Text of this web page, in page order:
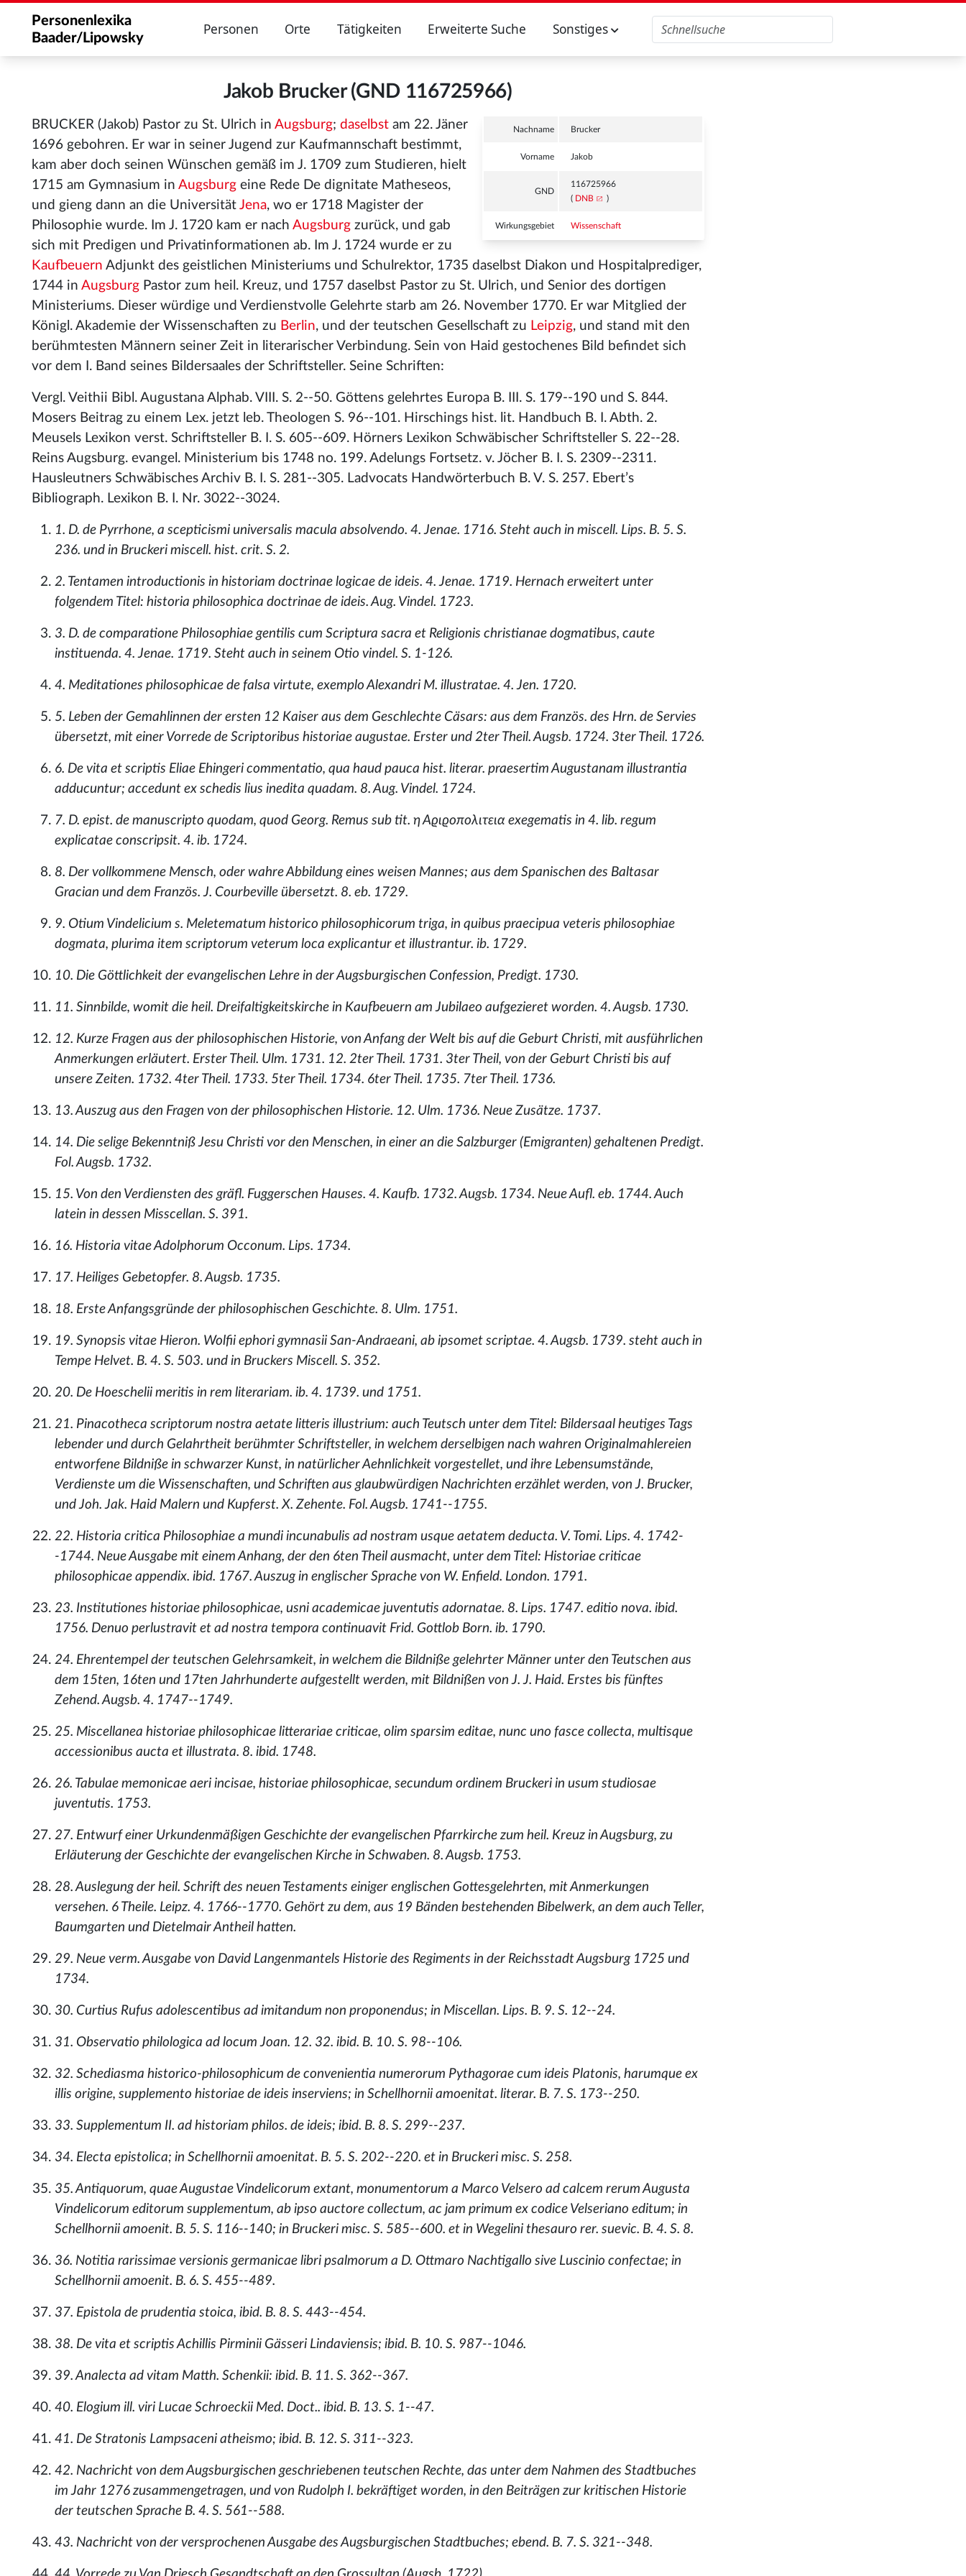
Personenlexika
Baader/Lipowsky
Personen Orte Tätigkeiten Erweiterte Suche Sonstiges
Jakob Brucker (GND 116725966)
Nachname Brucker
Vorname Jakob
GND
116725966
( DNB )
Wirkungsgebiet Wissenschaft
BRUCKER (Jakob) Pastor zu St. Ulrich in Augsburg; daselbst am 22. Jäner
1696 gebohren. Er war in seiner Jugend zur Kaufmannschaft bestimmt,
kam aber doch seinen Wünschen gemäß im J. 1709 zum Studieren, hielt
1715 am Gymnasium in Augsburg eine Rede De dignitate Matheseos,
und gieng dann an die Universität Jena, wo er 1718 Magister der
Philosophie wurde. Im J. 1720 kam er nach Augsburg zurück, und gab
sich mit Predigen und Privatinformationen ab. Im J. 1724 wurde er zu
Kaufbeuern Adjunkt des geistlichen Ministeriums und Schulrektor, 1735 daselbst Diakon und Hospitalprediger,
1744 in Augsburg Pastor zum heil. Kreuz, und 1757 daselbst Pastor zu St. Ulrich, und Senior des dortigen
Ministeriums. Dieser würdige und Verdienstvolle Gelehrte starb am 26. November 1770. Er war Mitglied der
Königl. Akademie der Wissenschaften zu Berlin, und der teutschen Gesellschaft zu Leipzig, und stand mit den
berühmtesten Männern seiner Zeit in literarischer Verbindung. Sein von Haid gestochenes Bild befindet sich
vor dem I. Band seines Bildersaales der Schriftsteller. Seine Schriften:
Vergl. Veithii Bibl. Augustana Alphab. VIII. S. 2--50. Göttens gelehrtes Europa B. III. S. 179--190 und S. 844.
Mosers Beitrag zu einem Lex. jetzt leb. Theologen S. 96--101. Hirschings hist. lit. Handbuch B. I. Abth. 2.
Meusels Lexikon verst. Schriftsteller B. I. S. 605--609. Hörners Lexikon Schwäbischer Schriftsteller S. 22--28.
Reins Augsburg. evangel. Ministerium bis 1748 no. 199. Adelungs Fortsetz. v. Jöcher B. I. S. 2309--2311.
Hausleutners Schwäbisches Archiv B. I. S. 281--305. Ladvocats Handwörterbuch B. V. S. 257. Ebert’s
Bibliograph. Lexikon B. I. Nr. 3022--3024.
1. D. de Pyrrhone, a scepticismi universalis macula absolvendo. 4. Jenae. 1716. Steht auch in miscell. Lips. B. 5. S.
236. und in Bruckeri miscell. hist. crit. S. 2.
2. Tentamen introductionis in historiam doctrinae logicae de ideis. 4. Jenae. 1719. Hernach erweitert unter
folgendem Titel: historia philosophica doctrinae de ideis. Aug. Vindel. 1723.
3. D. de comparatione Philosophiae gentilis cum Scriptura sacra et Religionis christianae dogmatibus, caute
instituenda. 4. Jenae. 1719. Steht auch in seinem Otio vindel. S. 1-126.
4. Meditationes philosophicae de falsa virtute, exemplo Alexandri M. illustratae. 4. Jen. 1720.
5. Leben der Gemahlinnen der ersten 12 Kaiser aus dem Geschlechte Cäsars: aus dem Französ. des Hrn. de Servies
übersetzt, mit einer Vorrede de Scriptoribus historiae augustae. Erster und 2ter Theil. Augsb. 1724. 3ter Theil. 1726.
6. De vita et scriptis Eliae Ehingeri commentatio, qua haud pauca hist. literar. praesertim Augustanam illustrantia
adducuntur; accedunt ex schedis lius inedita quadam. 8. Aug. Vindel. 1724.
7. D. epist. de manuscripto quodam, quod Georg. Remus sub tit. η Αϱιϱοπολιτεια exegematis in 4. lib. regum
explicatae conscripsit. 4. ib. 1724.
8. Der vollkommene Mensch, oder wahre Abbildung eines weisen Mannes; aus dem Spanischen des Baltasar
Gracian und dem Französ. J. Courbeville übersetzt. 8. eb. 1729.
9. Otium Vindelicium s. Meletematum historico philosophicorum triga, in quibus praecipua veteris philosophiae
dogmata, plurima item scriptorum veterum loca explicantur et illustrantur. ib. 1729.
10. Die Göttlichkeit der evangelischen Lehre in der Augsburgischen Confession, Predigt. 1730.
11. Sinnbilde, womit die heil. Dreifaltigkeitskirche in Kaufbeuern am Jubilaeo aufgezieret worden. 4. Augsb. 1730.
12. Kurze Fragen aus der philosophischen Historie, von Anfang der Welt bis auf die Geburt Christi, mit ausführlichen
Anmerkungen erläutert. Erster Theil. Ulm. 1731. 12. 2ter Theil. 1731. 3ter Theil, von der Geburt Christi bis auf
unsere Zeiten. 1732. 4ter Theil. 1733. 5ter Theil. 1734. 6ter Theil. 1735. 7ter Theil. 1736.
13. Auszug aus den Fragen von der philosophischen Historie. 12. Ulm. 1736. Neue Zusätze. 1737.
14. Die selige Bekenntniß Jesu Christi vor den Menschen, in einer an die Salzburger (Emigranten) gehaltenen Predigt.
Fol. Augsb. 1732.
15. Von den Verdiensten des gräfl. Fuggerschen Hauses. 4. Kaufb. 1732. Augsb. 1734. Neue Aufl. eb. 1744. Auch
latein in dessen Misscellan. S. 391.
16. Historia vitae Adolphorum Occonum. Lips. 1734.
17. Heiliges Gebetopfer. 8. Augsb. 1735.
18. Erste Anfangsgründe der philosophischen Geschichte. 8. Ulm. 1751.
19. Synopsis vitae Hieron. Wolfii ephori gymnasii San-Andraeani, ab ipsomet scriptae. 4. Augsb. 1739. steht auch in
Tempe Helvet. B. 4. S. 503. und in Bruckers Miscell. S. 352.
20. De Hoeschelii meritis in rem literariam. ib. 4. 1739. und 1751.
21. Pinacotheca scriptorum nostra aetate litteris illustrium: auch Teutsch unter dem Titel: Bildersaal heutiges Tags
lebender und durch Gelahrtheit berühmter Schriftsteller, in welchem derselbigen nach wahren Originalmahlereien
entworfene Bildniße in schwarzer Kunst, in natürlicher Aehnlichkeit vorgestellet, und ihre Lebensumstände,
Verdienste um die Wissenschaften, und Schriften aus glaubwürdigen Nachrichten erzählet werden, von J. Brucker,
und Joh. Jak. Haid Malern und Kupferst. X. Zehente. Fol. Augsb. 1741--1755.
22. Historia critica Philosophiae a mundi incunabulis ad nostram usque aetatem deducta. V. Tomi. Lips. 4. 1742-
-1744. Neue Ausgabe mit einem Anhang, der den 6ten Theil ausmacht, unter dem Titel: Historiae criticae
philosophicae appendix. ibid. 1767. Auszug in englischer Sprache von W. Enfield. London. 1791.
23. Institutiones historiae philosophicae, usni academicae juventutis adornatae. 8. Lips. 1747. editio nova. ibid.
1756. Denuo perlustravit et ad nostra tempora continuavit Frid. Gottlob Born. ib. 1790.
24. Ehrentempel der teutschen Gelehrsamkeit, in welchem die Bildniße gelehrter Männer unter den Teutschen aus
dem 15ten, 16ten und 17ten Jahrhunderte aufgestellt werden, mit Bildnißen von J. J. Haid. Erstes bis fünftes
Zehend. Augsb. 4. 1747--1749.
25. Miscellanea historiae philosophicae litterariae criticae, olim sparsim editae, nunc uno fasce collecta, multisque
accessionibus aucta et illustrata. 8. ibid. 1748.
26. Tabulae memonicae aeri incisae, historiae philosophicae, secundum ordinem Bruckeri in usum studiosae
juventutis. 1753.
27. Entwurf einer Urkundenmäßigen Geschichte der evangelischen Pfarrkirche zum heil. Kreuz in Augsburg, zu
Erläuterung der Geschichte der evangelischen Kirche in Schwaben. 8. Augsb. 1753.
28. Auslegung der heil. Schrift des neuen Testaments einiger englischen Gottesgelehrten, mit Anmerkungen
versehen. 6 Theile. Leipz. 4. 1766--1770. Gehört zu dem, aus 19 Bänden bestehenden Bibelwerk, an dem auch Teller,
Baumgarten und Dietelmair Antheil hatten.
29. Neue verm. Ausgabe von David Langenmantels Historie des Regiments in der Reichsstadt Augsburg 1725 und
1734.
30. Curtius Rufus adolescentibus ad imitandum non proponendus; in Miscellan. Lips. B. 9. S. 12--24.
31. Observatio philologica ad locum Joan. 12. 32. ibid. B. 10. S. 98--106.
32. Schediasma historico-philosophicum de convenientia numerorum Pythagorae cum ideis Platonis, harumque ex
illis origine, supplemento historiae de ideis inserviens; in Schellhornii amoenitat. literar. B. 7. S. 173--250.
33. Supplementum II. ad historiam philos. de ideis; ibid. B. 8. S. 299--237.
34. Electa epistolica; in Schellhornii amoenitat. B. 5. S. 202--220. et in Bruckeri misc. S. 258.
35. Antiquorum, quae Augustae Vindelicorum extant, monumentorum a Marco Velsero ad calcem rerum Augusta
Vindelicorum editorum supplementum, ab ipso auctore collectum, ac jam primum ex codice Velseriano editum; in
Schellhornii amoenit. B. 5. S. 116--140; in Bruckeri misc. S. 585--600. et in Wegelini thesauro rer. suevic. B. 4. S. 8.
36. Notitia rarissimae versionis germanicae libri psalmorum a D. Ottmaro Nachtigallo sive Luscinio confectae; in
Schellhornii amoenit. B. 6. S. 455--489.
37. Epistola de prudentia stoica, ibid. B. 8. S. 443--454.
38. De vita et scriptis Achillis Pirminii Gässeri Lindaviensis; ibid. B. 10. S. 987--1046.
39. Analecta ad vitam Matth. Schenkii: ibid. B. 11. S. 362--367.
40. Elogium ill. viri Lucae Schroeckii Med. Doct.. ibid. B. 13. S. 1--47.
41. De Stratonis Lampsaceni atheismo; ibid. B. 12. S. 311--323.
42. Nachricht von dem Augsburgischen geschriebenen teutschen Rechte, das unter dem Nahmen des Stadtbuches
im Jahr 1276 zusammengetragen, und von Rudolph I. bekräftiget worden, in den Beiträgen zur kritischen Historie
der teutschen Sprache B. 4. S. 561--588.
43. Nachricht von der versprochenen Ausgabe des Augsburgischen Stadtbuches; ebend. B. 7. S. 321--348.